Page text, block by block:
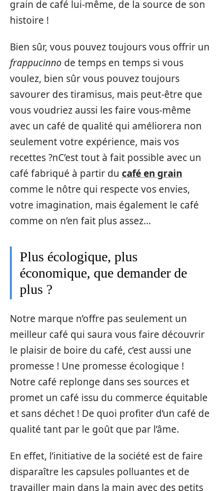
grain de café lui-même, de la source de son
histoire !
Bien sûr, vous pouvez toujours vous offrir un
frappucinno de temps en temps si vous
voulez, bien sûr vous pouvez toujours
savourer des tiramisus, mais peut-être que
vous voudriez aussi les faire vous-même
avec un café de qualité qui améliorera non
seulement votre expérience, mais vos
recettes ?nC’est tout à fait possible avec un
café fabriqué à partir du café en grain
comme le nôtre qui respecte vos envies,
votre imagination, mais également le café
comme on n’en fait plus assez…
Plus écologique, plus
économique, que demander de
plus ?
Notre marque n’offre pas seulement un
meilleur café qui saura vous faire découvrir
le plaisir de boire du café, c’est aussi une
promesse ! Une promesse écologique !
Notre café replonge dans ses sources et
promet un café issu du commerce équitable
et sans déchet ! De quoi profiter d’un café de
qualité tant par le goût que par l’âme.
En effet, l’initiative de la société est de faire
disparaître les capsules polluantes et de
travailler main dans la main avec des petits